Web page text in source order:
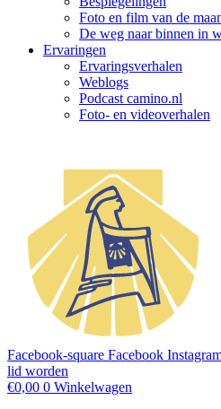
Foto en film van de
De weg naar binnen in
Ervaringen
Ervaringsverhalen
Weblogs
Podcast camino.nl
Foto- en videoverhalen
Facebook-square Facebook
lid worden
€0,00 0 Winkelwagen